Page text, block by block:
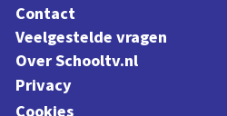
Contact
Veelgestelde vragen
Over Schooltv.nl
Privacy